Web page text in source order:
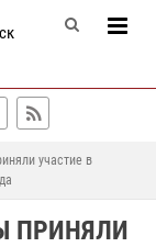
участие в
ПРИНЯЛИ